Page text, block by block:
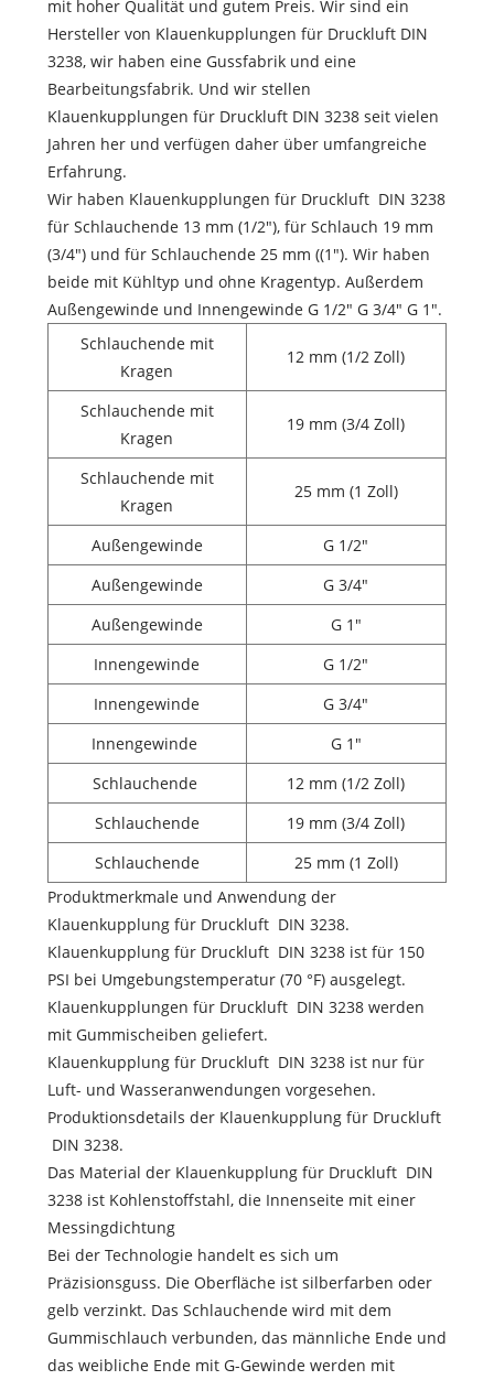
mit hoher Qualität und gutem Preis. Wir sind ein
Hersteller von Klauenkupplungen für Druckluft DIN
3238, wir haben eine Gussfabrik und eine
Bearbeitungsfabrik. Und wir stellen
Klauenkupplungen für Druckluft DIN 3238 seit vielen
Jahren her und verfügen daher über umfangreiche
Erfahrung.
Wir haben Klauenkupplungen für Druckluft DIN 3238
für Schlauchende 13 mm (1/2"), für Schlauch 19 mm
(3/4") und für Schlauchende 25 mm ((1"). Wir haben
beide mit Kühltyp und ohne Kragentyp. Außerdem
Außengewinde und Innengewinde G 1/2" G 3/4" G 1".
Schlauchende mit
Kragen
12 mm (1/2 Zoll)
Schlauchende mit
Kragen
19 mm (3/4 Zoll)
Schlauchende mit
Kragen
25 mm (1 Zoll)
Außengewinde
G 1/2"
Außengewinde
G 3/4"
Außengewinde
G 1"
Innengewinde
G 1/2"
Innengewinde
G 3/4"
Innengewinde
G 1"
Schlauchende
12 mm (1/2 Zoll)
Schlauchende
19 mm (3/4 Zoll)
Schlauchende
25 mm (1 Zoll)
Produktmerkmale und Anwendung der
Klauenkupplung für Druckluft DIN 3238.
Klauenkupplung für Druckluft DIN 3238 ist für 150
PSI bei Umgebungstemperatur (70 °F) ausgelegt.
Klauenkupplungen für Druckluft DIN 3238 werden
mit Gummischeiben geliefert.
Klauenkupplung für Druckluft DIN 3238 ist nur für
Luft- und Wasseranwendungen vorgesehen.
Produktionsdetails der Klauenkupplung für Druckluft
DIN 3238.
Das Material der Klauenkupplung für Druckluft DIN
3238 ist Kohlenstoffstahl, die Innenseite mit einer
Messingdichtung
Bei der Technologie handelt es sich um
Präzisionsguss. Die Oberfläche ist silberfarben oder
gelb verzinkt. Das Schlauchende wird mit dem
Gummischlauch verbunden, das männliche Ende und
das weibliche Ende mit G-Gewinde werden mit